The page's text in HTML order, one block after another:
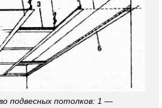
подвесных потолков: 1 —